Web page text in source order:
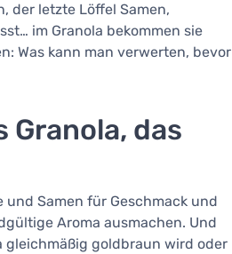
der letzte Löffel Samen,
im Granola bekommen sie
Was kann man verwerten, bevor
das
und Samen für Geschmack und
Aroma ausmachen. Und
gleichmäßig goldbraun wird oder